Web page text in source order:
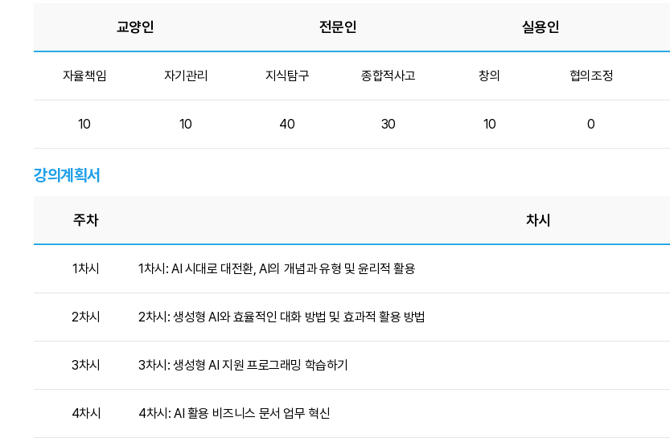
교양인 전문인 실용인
자율책임 자기관리 지식탐구 종합적사고 창의 협의조정
10 10 40 30 10 0
강의계획서
주차 차시
1차시 1차시: AI 시대로 대전환, AI의 개념과 유형 및 윤리적 활용
2차시 2차시: 생성형 AI와 효율적인 대화 방법 및 효과적 활용 방법
3차시 3차시: 생성형 AI 지원 프로그래밍 학습하기
4차시 4차시: AI 활용 비즈니스 문서 업무 혁신